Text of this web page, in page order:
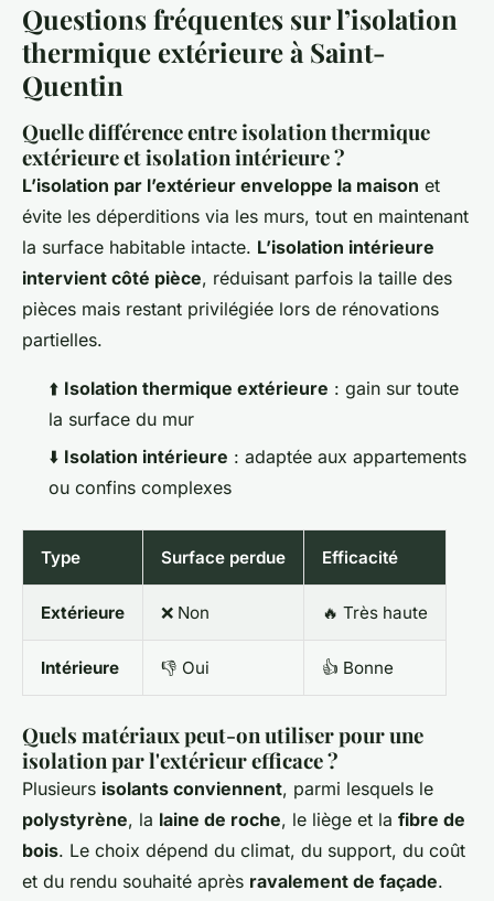
Questions fréquentes sur l’isolation
thermique extérieure à Saint-
Quentin
Quelle différence entre isolation thermique
extérieure et isolation intérieure ?
L’isolation par l’extérieur enveloppe la maison et
évite les déperditions via les murs, tout en maintenant
la surface habitable intacte. L’isolation intérieure
intervient côté pièce, réduisant parfois la taille des
pièces mais restant privilégiée lors de rénovations
partielles.
⬆️ Isolation thermique extérieure : gain sur toute
la surface du mur
⬇️ Isolation intérieure : adaptée aux appartements
ou confins complexes
Type Surface perdue Efficacité
Extérieure ❌ Non 🔥 Très haute
Intérieure 👎 Oui 👍 Bonne
Quels matériaux peut-on utiliser pour une
isolation par l'extérieur efficace ?
Plusieurs isolants conviennent, parmi lesquels le
polystyrène, la laine de roche, le liège et la fibre de
bois. Le choix dépend du climat, du support, du coût
et du rendu souhaité après ravalement de façade.